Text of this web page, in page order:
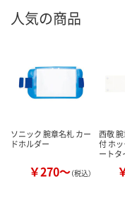
人気の商品
ソニック 腕章名札 カー
ドホルダー
￥270～（税込）
西敬
付 ホ
ートタ